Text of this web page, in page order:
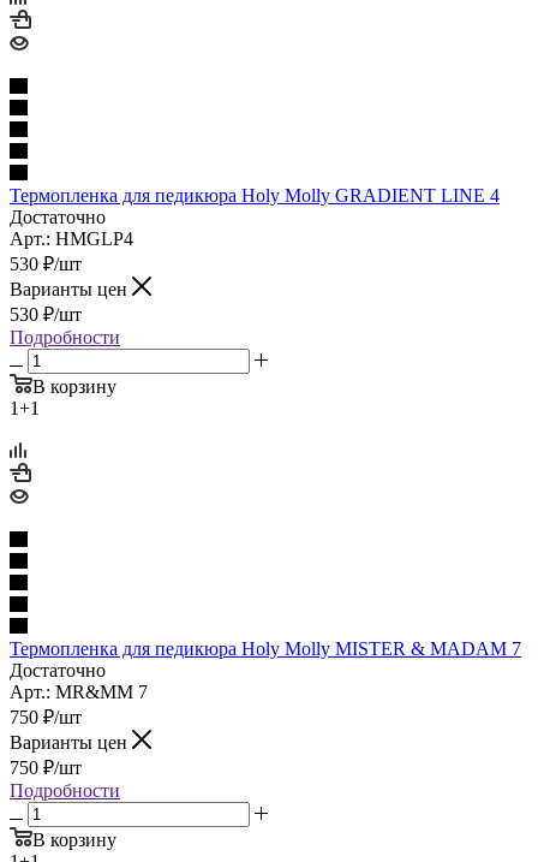
Термопленка для педикюра Holy Molly GRADIENT LINE 4
Достаточно
Арт.: HMGLP4
530 ₽/шт
Варианты цен
530 ₽/шт
Подробности
В корзину
1+1
Термопленка для педикюра Holy Molly MISTER & MADAM 7
Достаточно
Арт.: MR&MM 7
750 ₽/шт
Варианты цен
750 ₽/шт
Подробности
В корзину